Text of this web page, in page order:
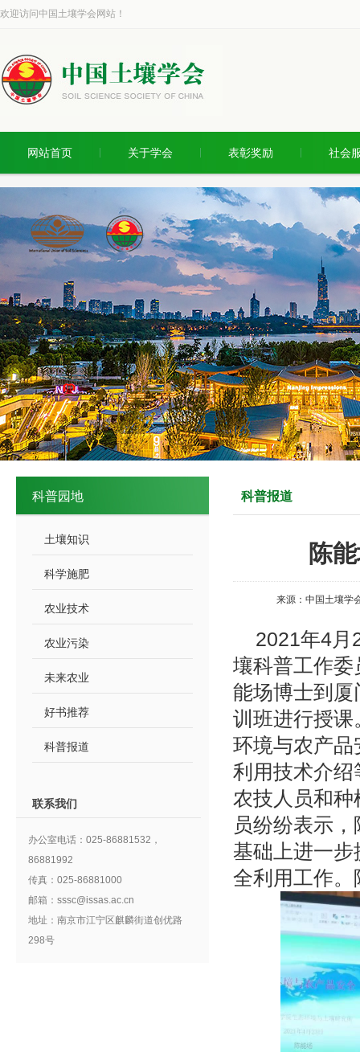
欢迎访问中国土壤学会网站！
网站首页 关于学会 表彰奖励 社会
科普园地
土壤知识
科学施肥
农业技术
农业污染
未来农业
好书推荐
科普报道
联系我们
办公室电话：025-86881532，
86881992
传真：025-86881000
邮箱：sssc@issas.ac.cn
地址：南京市江宁区麒麟街道创优路
298号
科普报道
陈
来源：中国土壤学
2021年4月
壤科普工作
能场博士到
训班进行授
环境与农产
利用技术介
农技人员和
员纷纷表示
基础上进一
全利用工作。